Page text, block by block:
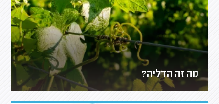
מה זה הדליה?